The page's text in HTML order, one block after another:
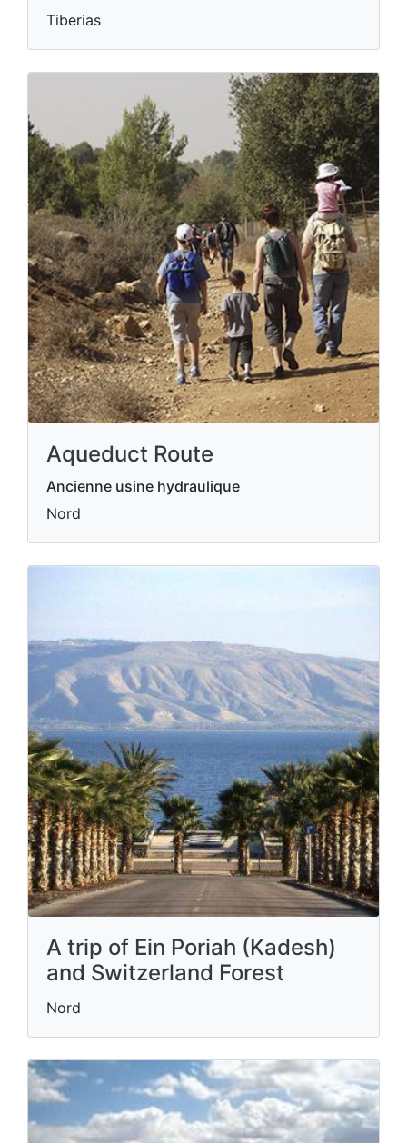
Tiberias
Aqueduct Route
Ancienne usine hydraulique
Nord
A trip of Ein Poriah (Kadesh)
and Switzerland Forest
Nord